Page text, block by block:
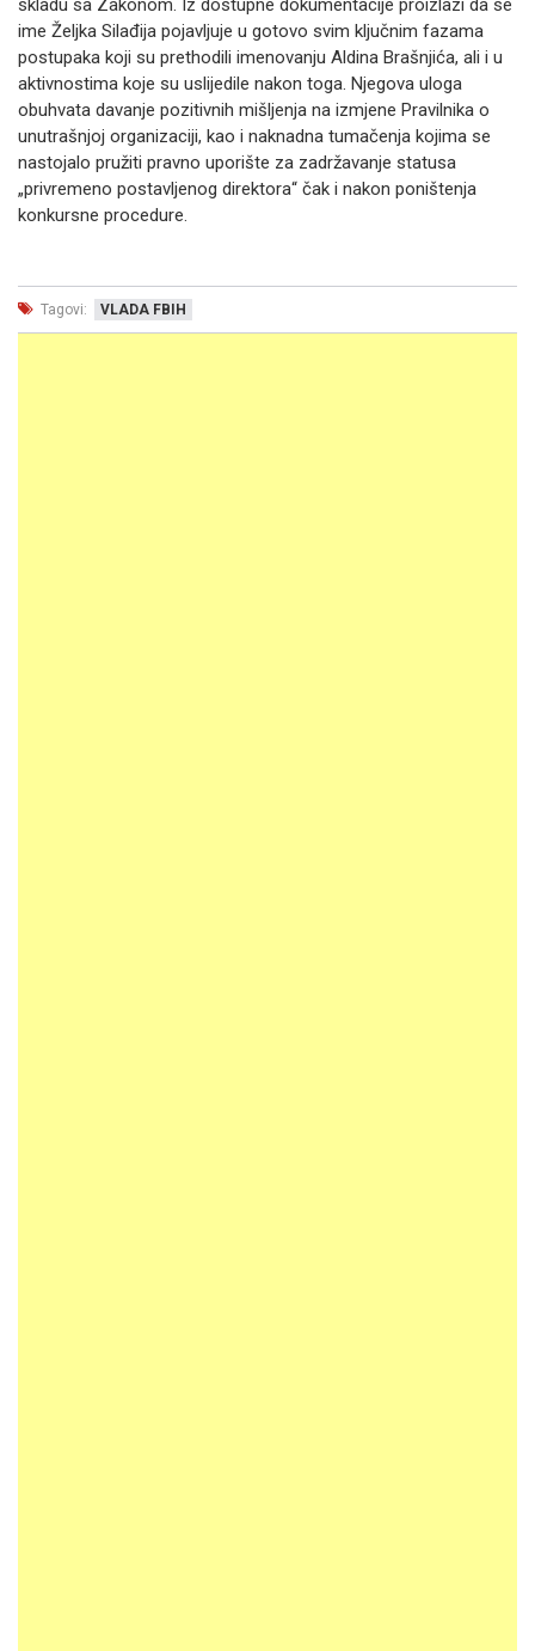
skladu sa Zakonom. Iz dostupne dokumentacije proizlazi da se
ime Željka Silađija pojavljuje u gotovo svim ključnim fazama
postupaka koji su prethodili imenovanju Aldina Brašnjića, ali i u
aktivnostima koje su uslijedile nakon toga. Njegova uloga
obuhvata davanje pozitivnih mišljenja na izmjene Pravilnika o
unutrašnjoj organizaciji, kao i naknadna tumačenja kojima se
nastojalo pružiti pravno uporište za zadržavanje statusa
„privremeno postavljenog direktora“ čak i nakon poništenja
konkursne procedure.
Tagovi: VLADA FBIH